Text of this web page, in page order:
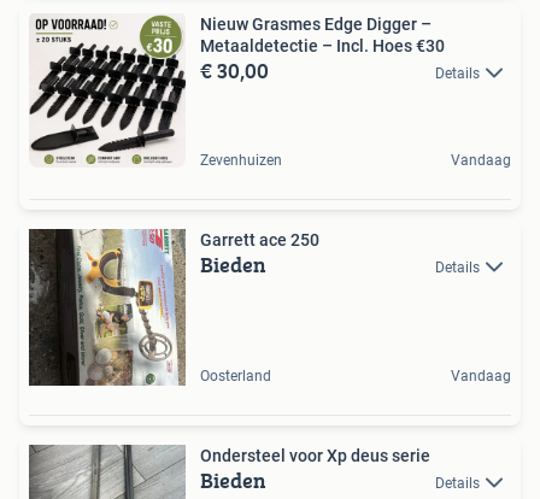
Nieuw Grasmes Edge Digger –
Metaaldetectie – Incl. Hoes €30
€ 30,00 Details
Zevenhuizen Vandaag
Garrett ace 250
Bieden Details
Oosterland Vandaag
Ondersteel voor Xp deus serie
Bieden Details